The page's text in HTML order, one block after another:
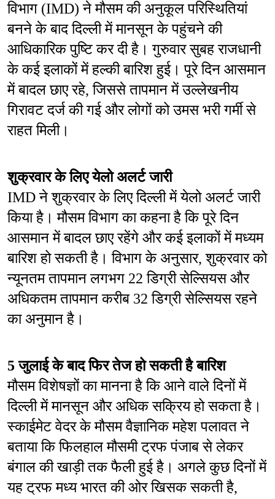
विभाग (IMD) ने मौसम की अनुकूल परिस्थितियां
बनने के बाद दिल्ली में मानसून के पहुंचने की
आधिकारिक पुष्टि कर दी है। गुरुवार सुबह राजधानी
के कई इलाकों में हल्की बारिश हुई। पूरे दिन आसमान
में बादल छाए रहे, जिससे तापमान में उल्लेखनीय
गिरावट दर्ज की गई और लोगों को उमस भरी गर्मी से
राहत मिली।
शुक्रवार के लिए येलो अलर्ट जारी
IMD ने शुक्रवार के लिए दिल्ली में येलो अलर्ट जारी
किया है। मौसम विभाग का कहना है कि पूरे दिन
आसमान में बादल छाए रहेंगे और कई इलाकों में मध्यम
बारिश हो सकती है। विभाग के अनुसार, शुक्रवार को
न्यूनतम तापमान लगभग 22 डिग्री सेल्सियस और
अधिकतम तापमान करीब 32 डिग्री सेल्सियस रहने
का अनुमान है।
5 जुलाई के बाद फिर तेज हो सकती है बारिश
मौसम विशेषज्ञों का मानना है कि आने वाले दिनों में
दिल्ली में मानसून और अधिक सक्रिय हो सकता है।
स्काईमेट वेदर के मौसम वैज्ञानिक महेश पलावत ने
बताया कि फिलहाल मौसमी ट्रफ पंजाब से लेकर
बंगाल की खाड़ी तक फैली हुई है। अगले कुछ दिनों में
यह ट्रफ मध्य भारत की ओर खिसक सकती है,